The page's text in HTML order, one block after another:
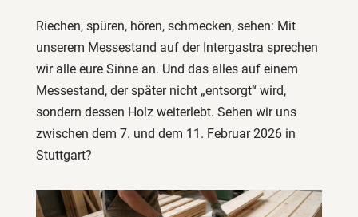
Riechen, spüren, hören, schmecken, sehen: Mit
unserem Messestand auf der Intergastra sprechen
wir alle eure Sinne an. Und das alles auf einem
Messestand, der später nicht „entsorgt“ wird,
sondern dessen Holz weiterlebt. Sehen wir uns
zwischen dem 7. und dem 11. Februar 2026 in
Stuttgart?